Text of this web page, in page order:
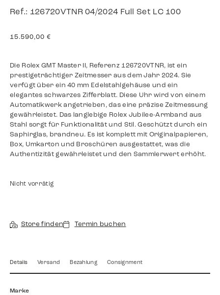
Ref.: 126720VTNR 04/2024 Full Set LC 100
15.590,00 €
Die Rolex GMT Master II, Referenz 126720VTNR, ist ein
prestigeträchtiger Zeitmesser aus dem Jahr 2024. Sie
verfügt über ein 40 mm Edelstahlgehäuse und ein
elegantes schwarzes Zifferblatt. Diese Uhr wird von einem
Automatikwerk angetrieben, das eine präzise Zeitmessung
gewährleistet. Das langlebige Rolex Jubilee-Armband aus
Stahl sorgt für Funktionalität und Stil. Geschützt durch ein
Saphirglas, brandneu. Es ist komplett mit Originalpapieren,
Box, Umkarton und Broschüren ausgestattet, was die
Authentizität gewährleistet und den Sammlerwert erhöht.
Nicht vorrätig
Store finden Termin buchen
Details Versand Bezahlung Consignment
Marke